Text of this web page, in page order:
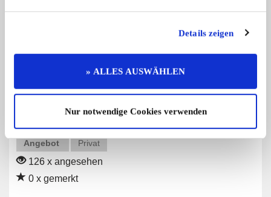
Details zeigen
» ALLES AUSWÄHLEN
Nur notwendige Cookies verwenden
Diese Anzeige empfehlen
Angebot Privat
126 x angesehen
0 x gemerkt